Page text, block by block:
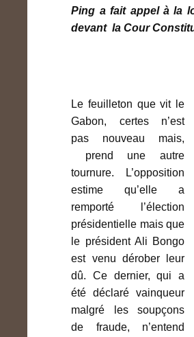
Ping a fait appel à la
devant la Cour
Le feuilleton que vit le
Gabon, certes n’est
pas nouveau mais,
prend une autre
tournure. L’opposition
estime qu’elle a
remporté l’élection
présidentielle mais que
le président Ali Bongo
est venu dérober leur
dû. Ce dernier, qui a
été déclaré vainqueur
malgré les soupçons
de fraude, n’entend